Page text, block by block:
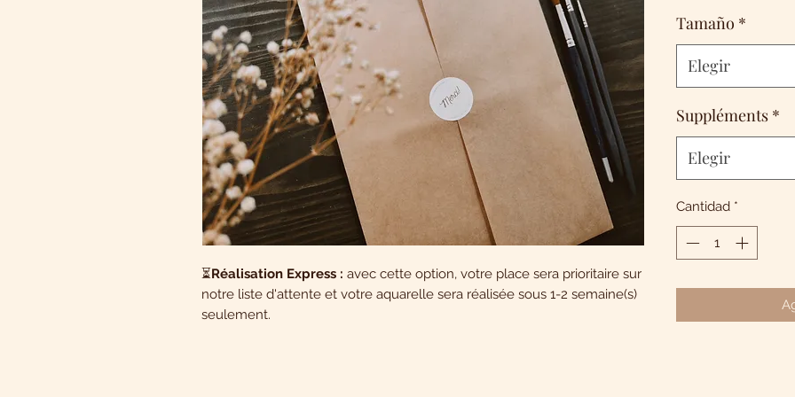
⏳Réalisation Express : avec cette option, votre place sera prioritaire sur
notre liste d'attente et votre aquarelle sera réalisée sous 1-2 semaine(s)
seulement.
Tamaño *
Elegir
Suppléments *
Elegir
Cantidad *